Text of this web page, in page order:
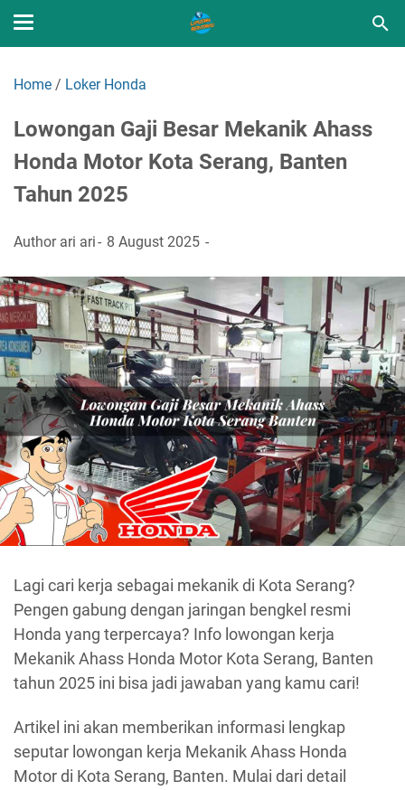
Home / Loker Honda
Lowongan Gaji Besar Mekanik Ahass
Honda Motor Kota Serang, Banten
Tahun 2025
Author ari ari 8 August 2025
Lagi cari kerja sebagai mekanik di Kota Serang?
Pengen gabung dengan jaringan bengkel resmi
Honda yang terpercaya? Info lowongan kerja
Mekanik Ahass Honda Motor Kota Serang, Banten
tahun 2025 ini bisa jadi jawaban yang kamu cari!
Artikel ini akan memberikan informasi lengkap
seputar lowongan kerja Mekanik Ahass Honda
Motor di Kota Serang, Banten. Mulai dari detail